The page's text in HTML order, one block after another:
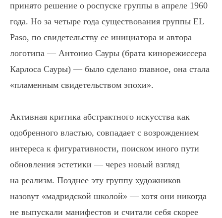
принято решение о роспуске группы в апреле 1960
года. Но за четыре года существования группы EL
Paso, по свидетельству ее инициатора и автора
логотипа — Антонио Сауры (брата кинорежиссера
Карлоса Сауры) — было сделано главное, она стала
«пламенным свидетельством эпохи».
Активная критика абстрактного искусства как
одобренного властью, совпадает с возрождением
интереса к фигуративности, поиском иного пути
обновления эстетики — через новый взгляд
на реализм. Позднее эту группу художников
назовут «мадридской школой» — хотя они никогда
не выпускали манифестов и считали себя скорее